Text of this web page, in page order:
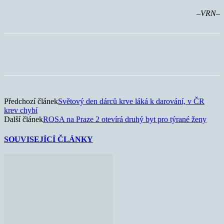
–VRN–
Předchozí článekSvětový den dárců krve láká k darování, v ČR
krev chybí
Další článekROSA na Praze 2 otevírá druhý byt pro týrané ženy
SOUVISEJÍCÍ ČLÁNKY